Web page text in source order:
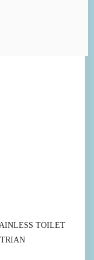
TOILET